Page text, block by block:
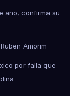
año, confirma su
Amorim
por falla que